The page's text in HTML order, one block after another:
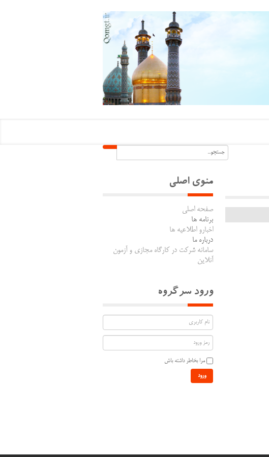
منوی اصلی
صفحه اصلی
برنامه ها
اخبارو اطلاعیه ها
درباره ما
سامانه شرکت در کارگاه مجازی و آزمون
آنلاین
ورود سرگروه
مرا بخاطر داشته باش
ورود